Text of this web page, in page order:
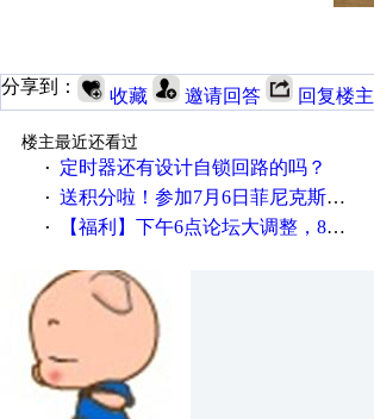
分享到： 收藏 邀请回答 回复楼主
楼主最近还看过
·
定时器还有设计自锁回路的吗？
· 送积分啦！参加7月6日菲尼克斯在线研讨会即得
· 【福利】下午6点论坛大调整，8点服务器内存升级